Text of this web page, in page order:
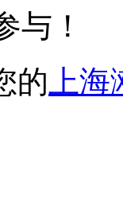
与！
的 上